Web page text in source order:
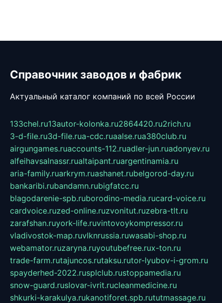
Справочник заводов и фабрик
Актуальный каталог компаний по всей России
133chel.ru13autor-kolonka.ru2864420.ru2rich.ru
3-d-file.ru3d-file.rua-cdc.ruaalse.rua380club.ru
airgungames.ruaccounts-112.ruadler-jun.ruadonyev.ru
alfeihavsalnassr.rualtaipant.ruargentinamia.ru
aria-family.ruarkrym.ruashanet.rubelgorod-day.ru
bankaribi.rubandamn.rubigfatcc.ru
blagodarenie-spb.ruborodino-media.rucard-voice.ru
cardvoice.ruzed-online.ruzvonitut.ruzebra-tlt.ru
zarafshan.ruyork-life.ruvintovoykompressor.ru
vladivostok-map.ruvlknrussia.ruwasabi-shop.ru
webamator.ruzaryna.ruyoutubefree.rux-ton.ru
trade-farm.rutajuncos.rutaksu.rutor-lyubov-i-grom.ru
spayderhed-2022.rusplclub.rustoppamedia.ru
snow-guard.ruslovar-ivrit.rucleanmedicine.ru
shkurki-karakulya.rukanotiforet.spb.rututmassage.ru